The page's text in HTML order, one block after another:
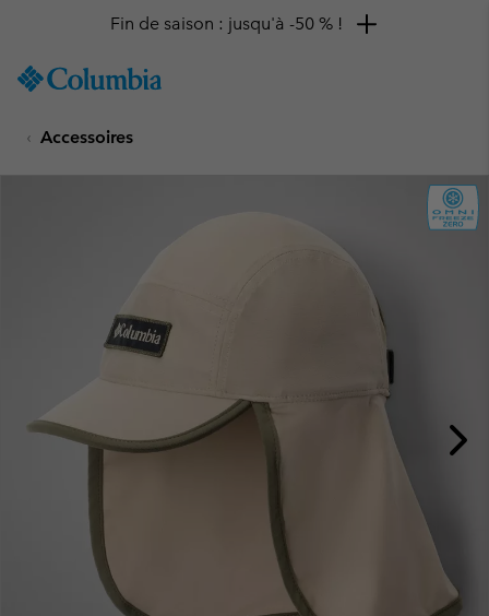
TO
SKIP
MAIN
Fin de saison : jusqu'à -50 % !
Accessoires